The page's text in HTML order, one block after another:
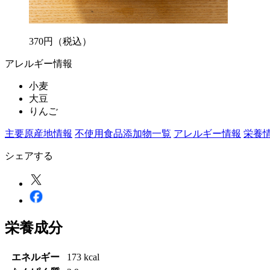
370円 （税込）
アレルギー情報
小麦
大豆
りんご
主要原産地情報 不使用食品添加物一覧 アレルギー情報 栄養
シェアする
栄養成分
エネルギー
173 kcal